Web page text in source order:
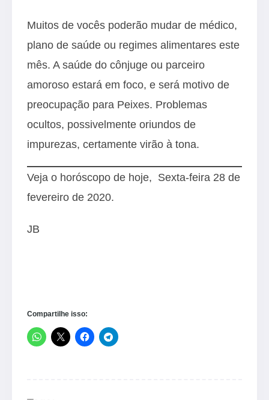
Muitos de vocês poderão mudar de médico,
plano de saúde ou regimes alimentares este
mês. A saúde do cônjuge ou parceiro
amoroso estará em foco, e será motivo de
preocupação para Peixes. Problemas
ocultos, possivelmente oriundos de
impurezas, certamente virão à tona.
Veja o horóscopo de hoje, Sexta-feira 28 de
fevereiro de 2020.
JB
Compartilhe isso: